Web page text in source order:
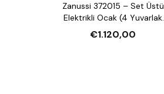
Zanussi 372015 – Set Üstü
Elektrikli Ocak (4 Yuvarlak
Pleyt)
€1.120,00